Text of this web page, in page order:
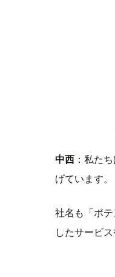
中西：私た
げています。
社名も「ポ
したサービ